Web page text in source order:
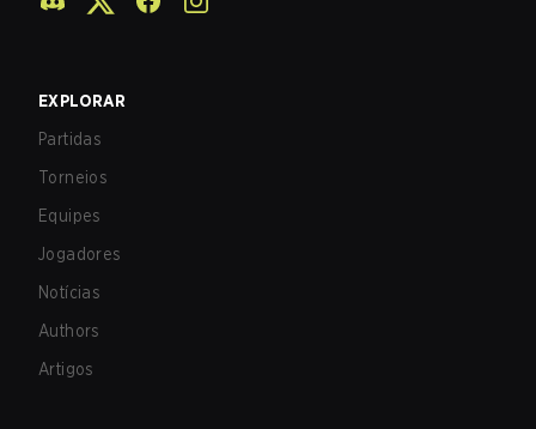
EXPLORAR
Partidas
Torneios
Equipes
Jogadores
Notícias
Authors
Artigos